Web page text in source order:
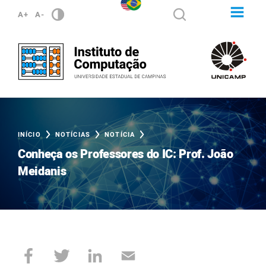
A+ A-
INÍCIO NOTÍCIAS NOTÍCIA
Conheça os Professores do IC: Prof. João
Meidanis